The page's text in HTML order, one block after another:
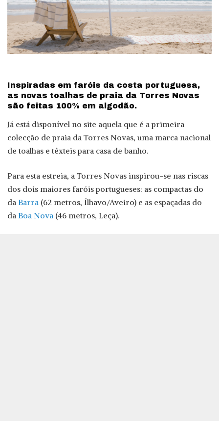
Inspiradas em faróis da costa portuguesa,
as novas toalhas de praia da Torres Novas
são feitas 100% em algodão.
Já está disponível no site aquela que é a primeira
colecção de praia da Torres Novas, uma marca nacional
de toalhas e têxteis para casa de banho.
Para esta estreia, a Torres Novas inspirou-se nas riscas
dos dois maiores faróis portugueses: as compactas do
da Barra (62 metros, Ílhavo/Aveiro) e as espaçadas do
da Boa Nova (46 metros, Leça).